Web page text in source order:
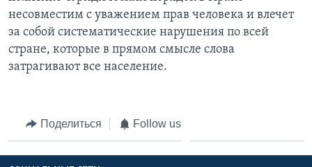
несовместим с уважением прав человека и влечет
за собой систематические нарушения по всей
стране, которые в прямом смысле слова
затрагивают все население.
Поделиться Follow us